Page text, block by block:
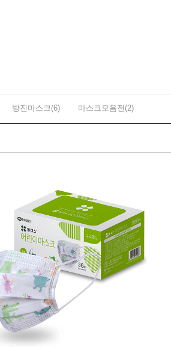
방진마스크(6) 마스크모음전(2)